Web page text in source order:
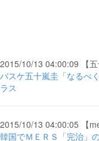
2015/10/13 04:00:09 【五
バスケ五十嵐圭「なるべ
ラス
2015/10/13 04:00:05 【
韓国でＭＥＲＳ「完治」